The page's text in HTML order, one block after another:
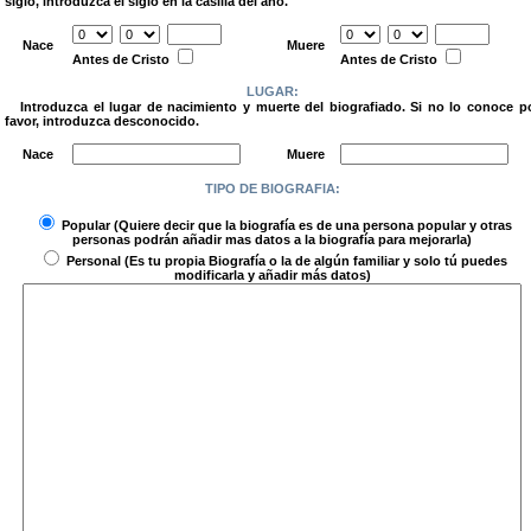
Nace
Antes de Cristo
Muere
Antes de Cristo
LUGAR:
Introduzca el lugar de nacimiento y muerte del biografiado. Si no lo conoce
favor, introduzca desconocido.
Nace
Muere
TIPO DE BIOGRAFIA:
Popular(Quiere decir que la biografía es de una persona popular y otras
personas podrán añadir mas datos a la biografía para mejorarla)
Personal(Es tu propia Biografía o la de algún familiar y solo tú puedes
modificarla y añadir más datos)